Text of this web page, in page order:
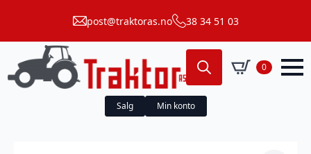
post@traktoras.no 38 34 51 03
Search
for:
0
Salg Min konto